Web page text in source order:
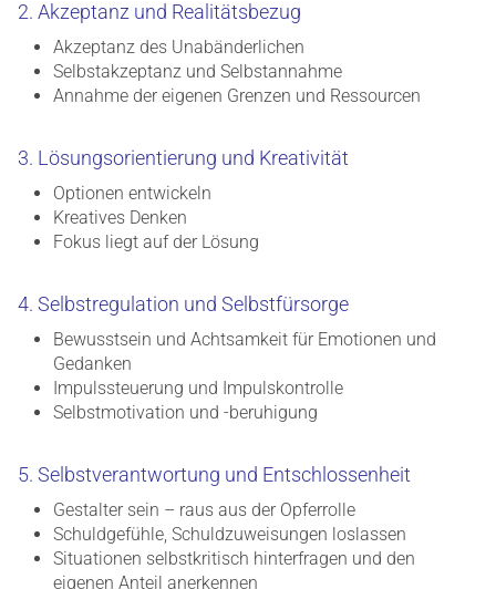
2. Akzeptanz und Realitätsbezug
Akzeptanz des Unabänderlichen
Selbstakzeptanz und Selbstannahme
Annahme der eigenen Grenzen und Ressourcen
3. Lösungsorientierung und Kreativität
Optionen entwickeln
Kreatives Denken
Fokus liegt auf der Lösung
4. Selbstregulation und Selbstfürsorge
Bewusstsein und Achtsamkeit für Emotionen und
Gedanken
Impulssteuerung und Impulskontrolle
Selbstmotivation und -beruhigung
5. Selbstverantwortung und Entschlossenheit
Gestalter sein – raus aus der Opferrolle
Schuldgefühle, Schuldzuweisungen loslassen
Situationen selbstkritisch hinterfragen und den
eigenen Anteil anerkennen